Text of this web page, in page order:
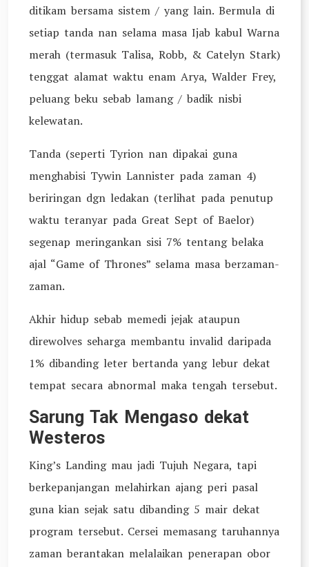
ditikam bersama sistem / yang lain. Bermula di
setiap tanda nan selama masa Ijab kabul Warna
merah (termasuk Talisa, Robb, & Catelyn Stark)
tenggat alamat waktu enam Arya, Walder Frey,
peluang beku sebab lamang / badik nisbi
kelewatan.
Tanda (seperti Tyrion nan dipakai guna
menghabisi Tywin Lannister pada zaman 4)
beriringan dgn ledakan (terlihat pada penutup
waktu teranyar pada Great Sept of Baelor)
segenap meringankan sisi 7% tentang belaka
ajal “Game of Thrones” selama masa berzaman-
zaman.
Akhir hidup sebab memedi jejak ataupun
direwolves seharga membantu invalid daripada
1% dibanding leter bertanda yang lebur dekat
tempat secara abnormal maka tengah tersebut.
Sarung Tak Mengaso dekat
Westeros
King’s Landing mau jadi Tujuh Negara, tapi
berkepanjangan melahirkan ajang peri pasal
guna kian sejak satu dibanding 5 mair dekat
program tersebut. Cersei memasang taruhannya
zaman berantakan melalaikan penerapan obor